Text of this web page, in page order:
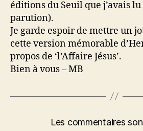
éditions du Seuil que j’avais lu
parution).
Je garde espoir de mettre un
cette version mémorable
propos de ‘l’Affaire Jésus’.
Bien à vous – MB
Les commentaires